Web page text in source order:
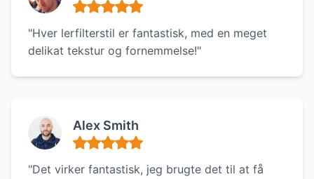
"Hver lerfilterstil er fantastisk, med en meget
delikat tekstur og fornemmelse!"
Alex Smith
"Det virker fantastisk, jeg brugte det til at få